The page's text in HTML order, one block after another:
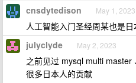
cnsdytedison May 1,
人工智能入门圣经周某也是日
julyclyde May 2, 2023
之前见过 mysql multi master
很多日本人的贡献